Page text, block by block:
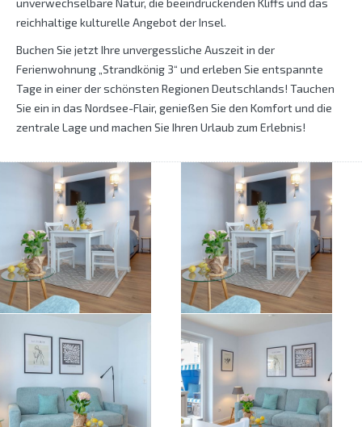
unverwechselbare Natur, die beeindruckenden Kliffs und das
reichhaltige kulturelle Angebot der Insel.
Buchen Sie jetzt Ihre unvergessliche Auszeit in der
Ferienwohnung „Strandkönig 3“ und erleben Sie entspannte
Tage in einer der schönsten Regionen Deutschlands! Tauchen
Sie ein in das Nordsee-Flair, genießen Sie den Komfort und die
zentrale Lage und machen Sie Ihren Urlaub zum Erlebnis!